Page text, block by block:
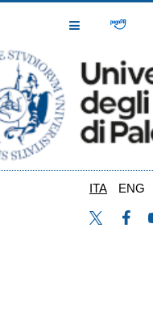
Toggle
ITA ENG